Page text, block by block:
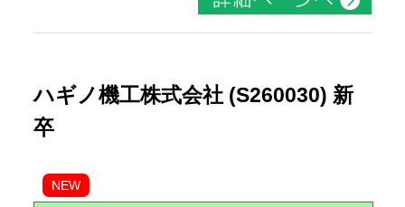
ハギノ機工株式会社 (S260030) 新
卒
NEW